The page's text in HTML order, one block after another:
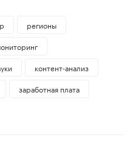
регионы
контент-анализ
заработная плата